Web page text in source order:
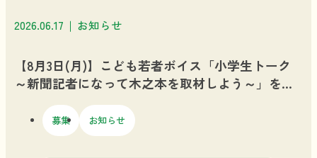
2026.06.17 お知らせ
【8月3日(月)】こども若者ボイス「小学生トーク
～新聞記者になって木之本を取材しよう～」を開
催します
募集 お知らせ